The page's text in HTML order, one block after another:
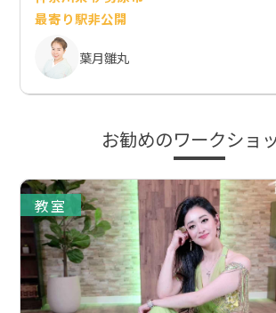
最寄り駅非公開
葉月雛丸
お勧めのワークショ
教室